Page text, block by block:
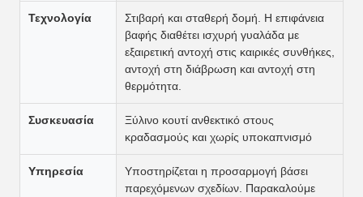
Τεχνολογία
Στιβαρή και σταθερή δομή. Η επιφάνεια
βαφής διαθέτει ισχυρή γυαλάδα με
εξαιρετική αντοχή στις καιρικές συνθήκες,
αντοχή στη διάβρωση και αντοχή στη
θερμότητα.
Συσκευασία
Ξύλινο κουτί ανθεκτικό στους
κραδασμούς και χωρίς υποκαπνισμό
Υπηρεσία
Υποστηρίζεται η προσαρμογή βάσει
παρεχόμενων σχεδίων. Παρακαλούμε